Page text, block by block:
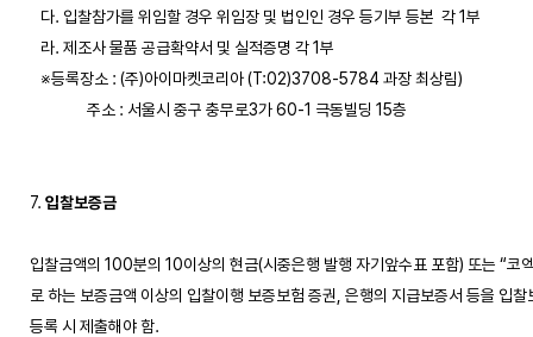
   다. 입찰참가를 위임할 경우 위임장 및 법인인 경우 등기부 등본  각 1부
   라. 제조사 물품 공급확약서 및 실적증명 각 1부
   ※등록장소 : (주)아이마켓코리아 (T:02)3708-5784 과장 최상림)
                주소 : 서울시 중구 충무로3가 60-1 극동빌딩 15층
7. 입찰보증금
입찰금액의 100분의 10이상의 현금(시중은행 발행 자기앞수표 포함) 또는 “코
로 하는 보증금액 이상의 입찰이행 보증보험 증권, 은행의 지급보증서 등을 입찰
등록 시 제출해야 함.